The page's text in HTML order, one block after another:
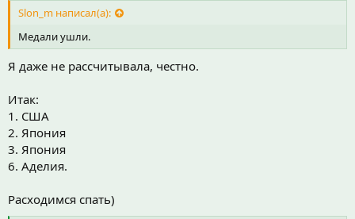
Slon_m написал(а):
Медали ушли.
Я даже не рассчитывала, честно.
Итак:
1. США
2. Япония
3. Япония
6. Аделия.
Расходимся спать)